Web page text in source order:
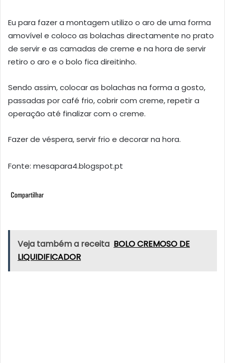
Eu para fazer a montagem utilizo o aro de uma forma
amovível e coloco as bolachas directamente no prato
de servir e as camadas de creme e na hora de servir
retiro o aro e o bolo fica direitinho.
Sendo assim, colocar as bolachas na forma a gosto,
passadas por café frio, cobrir com creme, repetir a
operação até finalizar com o creme.
Fazer de véspera, servir frio e decorar na hora.
Fonte: mesapara4.blogspot.pt
Veja também a receita BOLO CREMOSO DE
LIQUIDIFICADOR